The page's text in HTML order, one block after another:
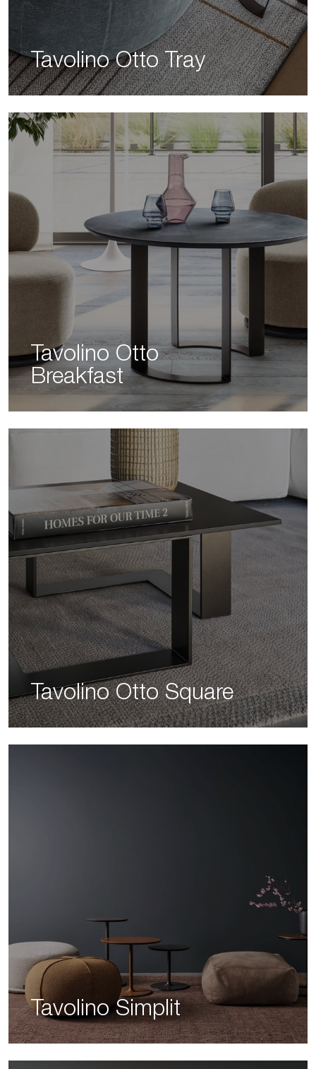
Tavolino Otto Tray
Tavolino Otto
Breakfast
Tavolino Otto Square
Tavolino Simplit